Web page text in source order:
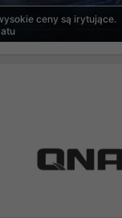
ceny są irytujące.